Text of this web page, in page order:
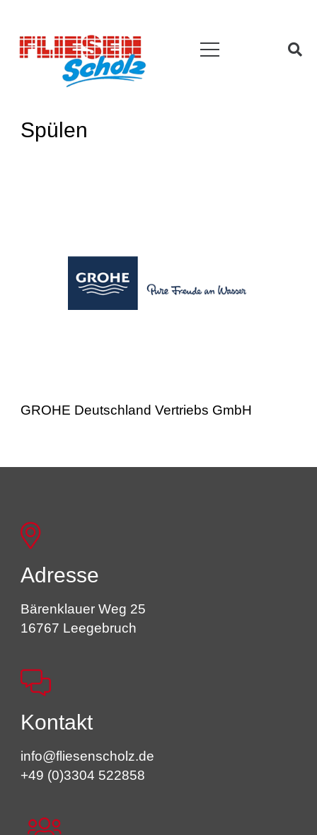
Spülen
GROHE Deutschland Vertriebs GmbH
Adresse
Bärenklauer Weg 25
16767 Leegebruch
Kontakt
info@fliesenscholz.de
+49 (0)3304 522858